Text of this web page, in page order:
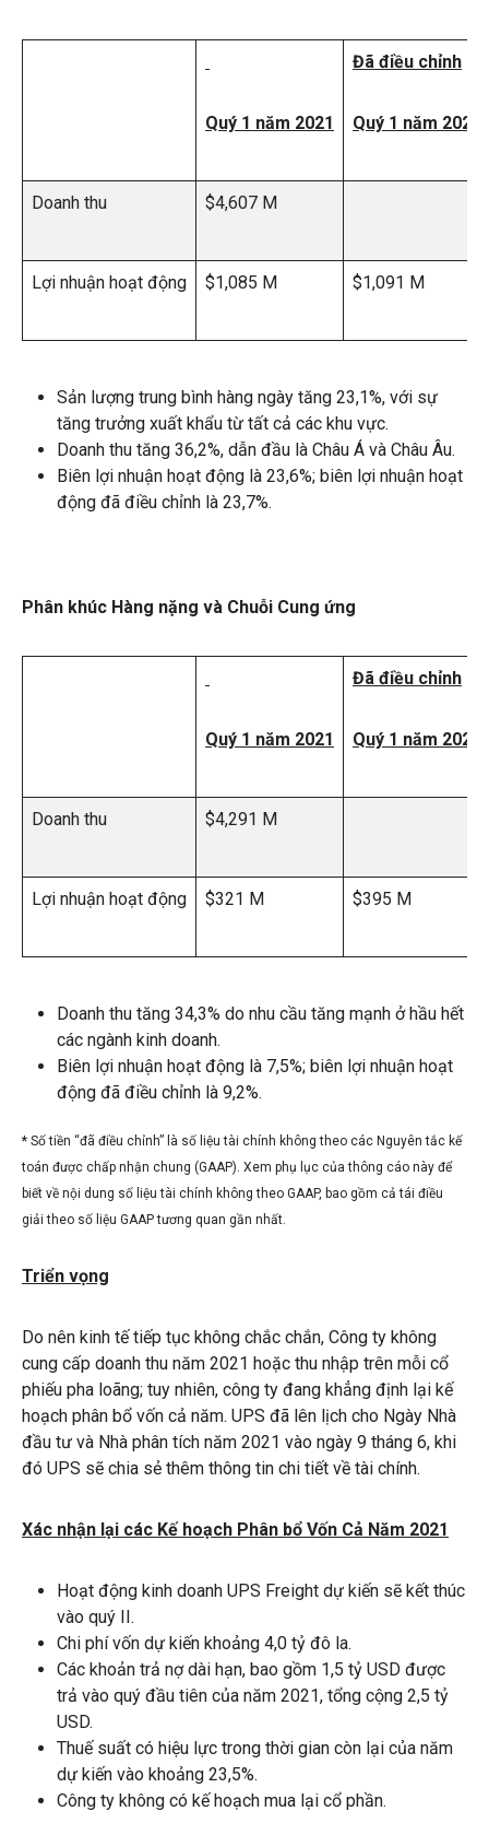
Quý 1 năm 2021
Đã điều chỉnh
Quý 1 năm 2021
Doanh thu $4,607 M
Lợi nhuận hoạt động $1,085 M $1,091 M
Sản lượng trung bình hàng ngày tăng 23,1%, với sự
tăng trưởng xuất khẩu từ tất cả các khu vực.
Doanh thu tăng 36,2%, dẫn đầu là Châu Á và Châu Âu.
Biên lợi nhuận hoạt động là 23,6%; biên lợi nhuận hoạt
động đã điều chỉnh là 23,7%.
Phân khúc Hàng nặng và Chuỗi Cung ứng
Quý 1 năm 2021
Đã điều chỉnh
Quý 1 năm 2021
Doanh thu $4,291 M
Lợi nhuận hoạt động $321 M $395 M
Doanh thu tăng 34,3% do nhu cầu tăng mạnh ở hầu hết
các ngành kinh doanh.
Biên lợi nhuận hoạt động là 7,5%; biên lợi nhuận hoạt
động đã điều chỉnh là 9,2%.
* Số tiền “đã điều chỉnh” là số liệu tài chính không theo các Nguyên tắc kế
toán được chấp nhận chung (GAAP). Xem phụ lục của thông cáo này để
biết về nội dung số liệu tài chính không theo GAAP, bao gồm cả tái điều
giải theo số liệu GAAP tương quan gần nhất.
Triển vọng
Do nên kinh tế tiếp tục không chắc chắn, Công ty không
cung cấp doanh thu năm 2021 hoặc thu nhập trên mỗi cổ
phiếu pha loãng; tuy nhiên, công ty đang khẳng định lại kế
hoạch phân bổ vốn cả năm. UPS đã lên lịch cho Ngày Nhà
đầu tư và Nhà phân tích năm 2021 vào ngày 9 tháng 6, khi
đó UPS sẽ chia sẻ thêm thông tin chi tiết về tài chính.
Xác nhận lại các Kế hoạch Phân bổ Vốn Cả Năm 2021
Hoạt động kinh doanh UPS Freight dự kiến sẽ kết thúc
vào quý II.
Chi phí vốn dự kiến khoảng 4,0 tỷ đô la.
Các khoản trả nợ dài hạn, bao gồm 1,5 tỷ USD được
trả vào quý đầu tiên của năm 2021, tổng cộng 2,5 tỷ
USD.
Thuế suất có hiệu lực trong thời gian còn lại của năm
dự kiến vào khoảng 23,5%.
Công ty không có kế hoạch mua lại cổ phần.